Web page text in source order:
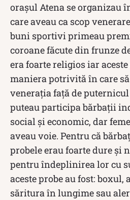
orașul Atena se organizau
care aveau ca scop
buni sportivi primeau
coroane făcute din frunze
era foarte religios iar
maniera potrivită în care
venerația față de
puteau participa bărbații
social și economic, dar
aveau voie. Pentru că
probele erau foarte dure și
pentru îndeplinirea lor cu
aceste probe au fost: boxul,
săritura în lungime sau